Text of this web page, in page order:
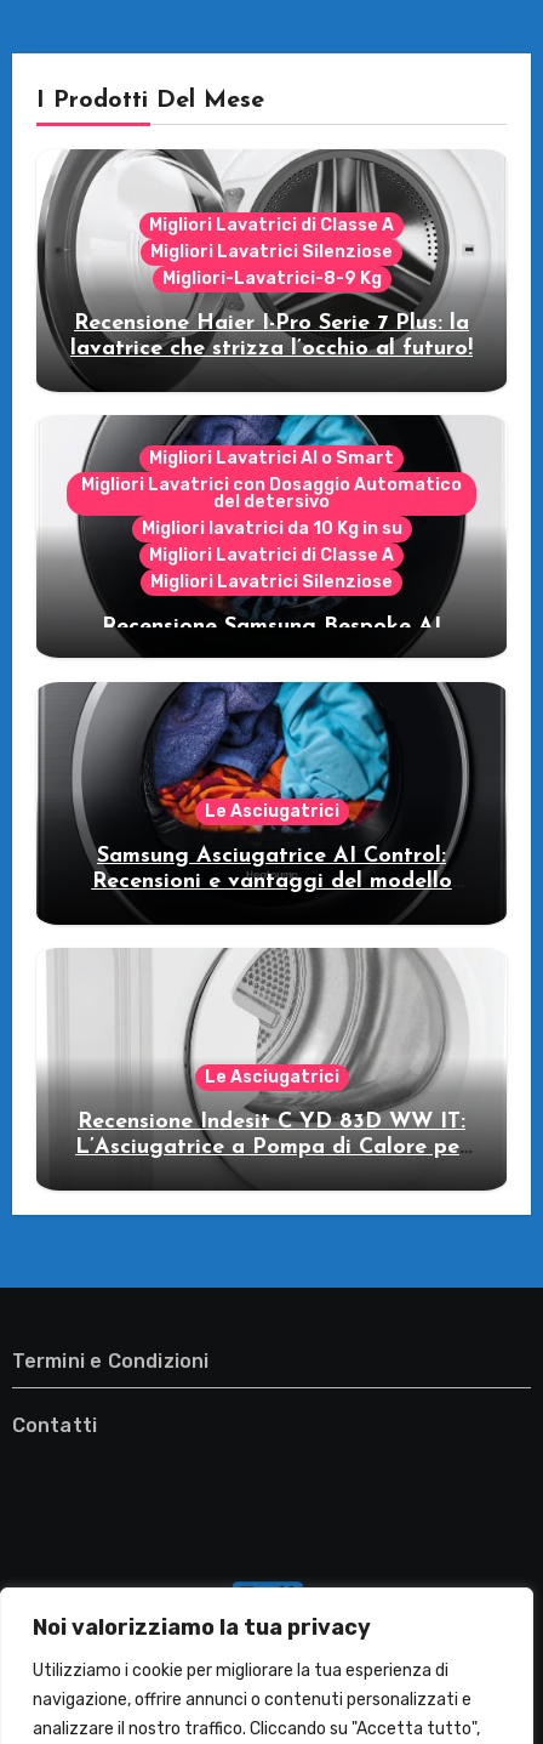
Noi valorizziamo la tua privacy
Utilizziamo i cookie per migliorare la tua esperienza di
navigazione, offrire annunci o contenuti personalizzati e
analizzare il nostro traffico. Cliccando su "Accetta tutto",
I Prodotti Del Mese
Migliori Lavatrici di Classe A
Migliori Lavatrici Silenziose
Migliori-Lavatrici-8-9 Kg
Recensione Haier I-Pro Serie 7 Plus: la
lavatrice che strizza l’occhio al futuro!
Migliori Lavatrici AI o Smart
Migliori Lavatrici con Dosaggio Automatico
del detersivo
Migliori lavatrici da 10 Kg in su
Migliori Lavatrici di Classe A
Migliori Lavatrici Silenziose
Recensione Samsung Bespoke AI
WW11DB7B94GE/U3: la lavatrice
intelligente che fa risparmiare
Le Asciugatrici
Samsung Asciugatrice AI Control:
Recensioni e vantaggi del modello
Le Asciugatrici
Recensione Indesit C YD 83D WW IT:
L’Asciugatrice a Pompa di Calore per
il Tuo Benessere
Termini e Condizioni
Contatti